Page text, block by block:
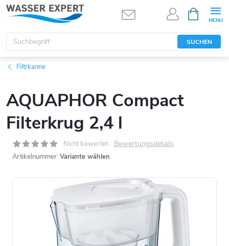
Zum
Inhalt
springen
SUCHEN
Filtrkanne
AQUAPHOR Compact
Filterkrug 2,4 l
Nicht bewertet Bewertungsdetails
Artikelnummer: Variante wählen